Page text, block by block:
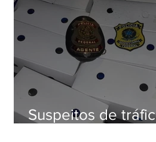
Suspeitos de